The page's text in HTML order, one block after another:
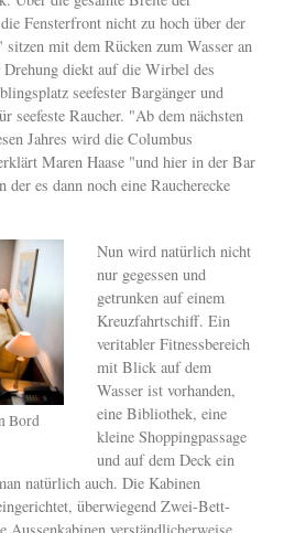
Fensterfront nicht zu hoch über der
mit dem Rücken zum Wasser an
diekt auf die Wirbel des
seefester Bargänger und
seefeste Raucher. "Ab dem nächsten
Jahres wird die Columbus
Maren Haase "und hier in der Bar
der es dann noch eine Raucherecke
Bord
Nun wird natürlich nicht
nur gegessen und
getrunken auf einem
Kreuzfahrtschiff. Ein
veritabler Fitnessbereich
mit Blick auf dem
Wasser ist vorhanden,
eine Bibliothek, eine
kleine Shoppingpassage
und auf dem Deck ein
natürlich auch. Die Kabinen
überwiegend Zwei-Bett-